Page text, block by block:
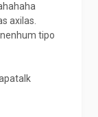
axilas.
tipo